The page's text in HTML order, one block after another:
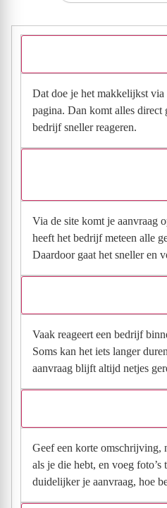
Dat doe je het makkelijkst
pagina. Dan komt alles direct
bedrijf sneller reageren.
Via de site komt je aanvraag
heeft het bedrijf meteen alle
Daardoor gaat het sneller en
Vaak reageert een bedrijf
Soms kan het iets langer
aanvraag blijft altijd netjes
Geef een korte omschrijving,
als je die hebt, en voeg foto’s
duidelijker je aanvraag, hoe